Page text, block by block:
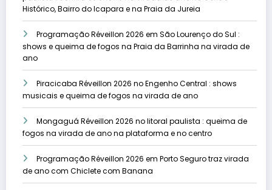
Histórico, Bairro do Icapara e na Praia da Jureia
Programação Réveillon 2026 em São Lourenço do Sul :
shows e queima de fogos na Praia da Barrinha na virada de
ano
Piracicaba Réveillon 2026 no Engenho Central : shows
musicais e queima de fogos na virada de ano
Mongaguá Réveillon 2026 no litoral paulista : queima de
fogos na virada de ano na plataforma e no centro
Programação Réveillon 2026 em Porto Seguro traz virada
de ano com Chiclete com Banana